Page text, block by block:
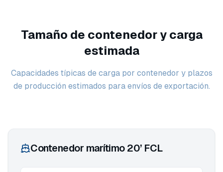
Tamaño de contenedor y carga
estimada
Capacidades típicas de carga por contenedor y plazos
de producción estimados para envíos de exportación.
Contenedor marítimo 20’ FCL